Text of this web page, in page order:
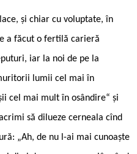
și chiar cu voluptate, în
a făcut o fertilă carieră
iar la noi de pe la
lumii cel mai în
cel mai mult în osândire“ și
să dilueze cerneala cînd
„Ah, de nu l-ai mai cunoaşte